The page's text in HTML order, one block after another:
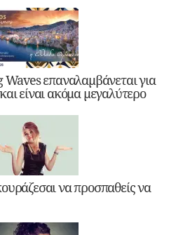
επαναλαμβάνεται για
είναι ακόμα μεγαλύτερο
να προσπαθείς να